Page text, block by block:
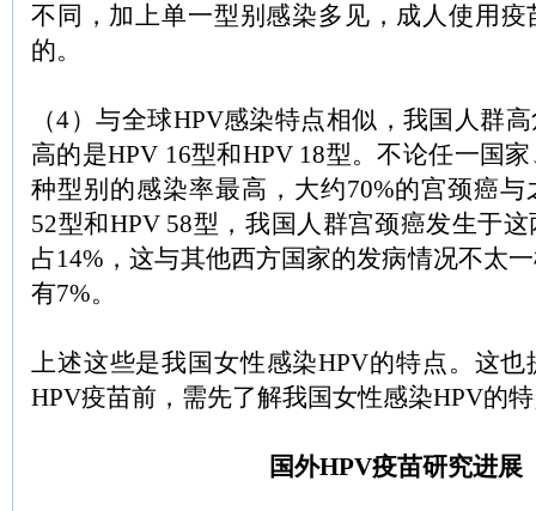
不同，加上单一型别感染多见，成人使用
的。
（4）与全球HPV感染特点相似，我国人群
高的是HPV 16型和HPV 18型。不论任一国
种型别的感染率最高，大约70%的宫颈癌与
52型和HPV 58型，我国人群宫颈癌发生于
占14%，这与其他西方国家的发病情况不太
有7%。
上述这些是我国女性感染HPV的特点。这
HPV疫苗前，需先了解我国女性感染HPV的
国外HPV疫苗研究进展